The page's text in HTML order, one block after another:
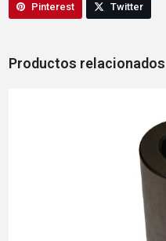
Pinterest Twitter
Productos relacionados